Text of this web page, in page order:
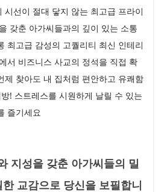
시선이 절대 닿지 않는 최고급 프라이
갖춘 아가씨들과의 깊이 있는 소통
최고급 감성의 고퀄리티 최신 인테리
서 비즈니스 사교의 정석을 직접 확
제 찾아도 내 집처럼 편안하고 유쾌함
! 스트레스를 시원하게 날릴 수 있는
즐기세요
지성을 갖춘 아가씨들의 밀
교감으로 당신을 보필합니